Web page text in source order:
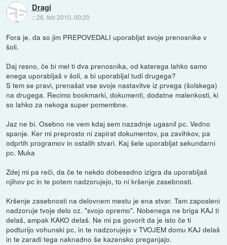
Dragi
::26. feb 2010, 00:20
Fora je, da so jim PREPOVEDALI uporabljat svoje prenosnike v
šoli.
Daj resno, če bi mel ti dva prenosnika, od katerega lahko samo
enega uporabljaš v šoli, a bi uporabljal tudi drugega?
S tem se pravi, prenašat vse svoje nastavitve iz prvega (šolskega)
na drugega. Recimo bookmarki, dokumenti, dodatne malenkosti, ki
so lahko za nekoga super pomembne.
Jaz ne bi. Osebno ne vem kdaj sem nazadnje ugasnil pc. Vedno
spanje. Ker mi preprosto ni zapirat dokumentov, pa zavihkov, pa
odprtih programov in ostalih stvari. Kaj šele uporabljat sekundarni
pc. Muka
Zdej mi pa reči, da če te nekdo dobesedno izigra da uporabljaš
njihov pc in te potem nadzorujejo, to ni kršenje zasebnosti.
Kršenje zasebnosti na delovnem mestu je ena stvar. Tam zaposleni
nadzoruje tvoje delo oz. "svojo opremo". Nobenega ne briga KAJ ti
delaš, ampak KAKO delaš. Ne mi pa govorit da je isto če ti
podturijo vohunski pc, in te nadzorujejo v TVOJEM domu KAJ delaš
in te zaradi tega naknadno še kazensko preganjajo.